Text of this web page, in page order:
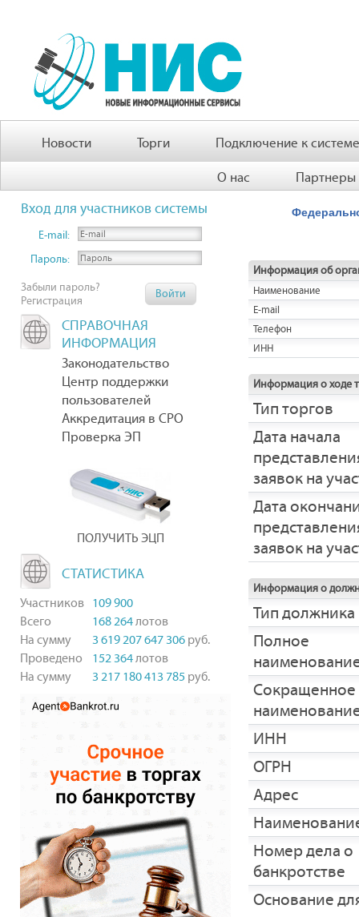
Новости Торги Подключение к системе
О нас Партнеры
Вход для участников системы
E-mail:
Пароль:
Забыли пароль?
Регистрация
СПРАВОЧНАЯ
ИНФОРМАЦИЯ
Законодательство
Центр поддержки
пользователей
Аккредитация в СРО
Проверка ЭП
ПОЛУЧИТЬ ЭЦП
СТАТИСТИКА
Участников 109 900
Всего
168 264лотов
На сумму
3 619 207 647 306 руб.
Проведено
152 364лотов
На сумму
3 217 180 413 785 руб.
Информация об
Наименование
E-mail
Телефон
ИНН
Информация о ходе
Тип торгов
Дата начала
заявок на
Дата
заявок на
Информация о
Тип должника
Полное
Сокращенное
ИНН
ОГРН
Адрес
Номер дела о
банкротстве
Основание